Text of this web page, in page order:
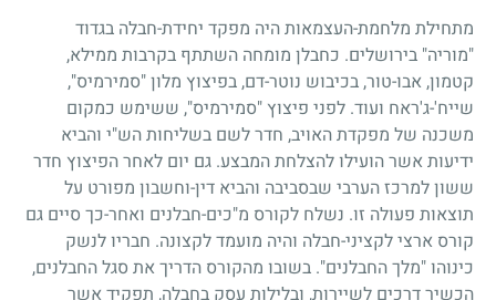
מתחילת מלחמת-העצמאות היה מפקד יחידת-חבלה בגדוד
"מוריה" בירושלים. כחבלן מומחה השתתף בקרבות ממילא,
קטמון, אבו-טור, בכיבוש נוטר-דם, בפיצוץ מלון "סמירמיס",
שייח'-ג'ראח ועוד. לפני פיצוץ "סמירמיס", ששימש כמקום
משכנה של מפקדת האויב, חדר לשם בשליחות הש"י והביא
ידיעות אשר הועילו להצלחת המבצע. גם יום לאחר הפיצוץ חדר
ששון למרכז הערבי שבסביבה והביא דין-וחשבון מפורט על
תוצאות פעולה זו. נשלח לקורס מ"כים-חבלנים ואחר-כך סיים גם
קורס ארצי לקציני-חבלה והיה מועמד לקצונה. חבריו לנשק
כינוהו "מלך החבלנים". בשובו מהקורס הדריך את סגל החבלנים,